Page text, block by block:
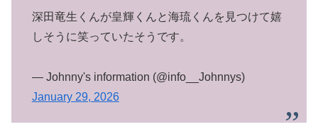
深田竜生くんが皇輝くんと海琉くんを見つけて嬉
しそうに笑っていたそうです。
— Johnny's information (@info__Johnnys)
January 29, 2026